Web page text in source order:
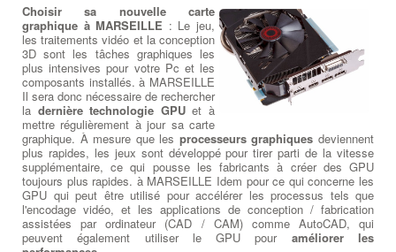
Choisir sa nouvelle carte
graphique à MARSEILLE : Le jeu,
les traitements vidéo et la conception
3D sont les tâches graphiques les
plus intensives pour votre Pc et les
composants installés. à MARSEILLE
Il sera donc nécessaire de rechercher
la dernière technologie GPUet à
mettre régulièrement à jour sa carte
graphique. À mesure que les processeurs graphiques deviennent
plus rapides, les jeux sont développé pour tirer parti de la vitesse
supplémentaire, ce qui pousse les fabricants à créer des GPU
toujours plus rapides. à MARSEILLE Idem pour ce qui concerne les
GPU qui peut être utilisé pour accélérer les processus tels que
l'encodage vidéo, et les applications de conception / fabrication
assistées par ordinateur (CAD / CAM) comme AutoCAD, qui
peuvent également utiliser le GPU pour améliorer les